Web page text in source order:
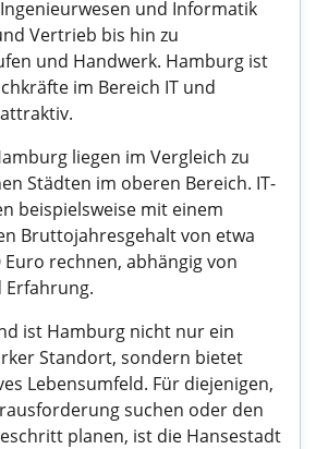
und Informatik
Vertrieb bis hin zu
und Handwerk. Hamburg ist
im Bereich IT und
liegen im Vergleich zu
Städten im oberen Bereich. IT-
beispielsweise mit einem
Bruttojahresgehalt von etwa
Euro rechnen, abhängig von
Erfahrung.
ist Hamburg nicht nur ein
Standort, sondern bietet
Lebensumfeld. Für diejenigen,
suchen oder den
planen, ist die Hansestadt